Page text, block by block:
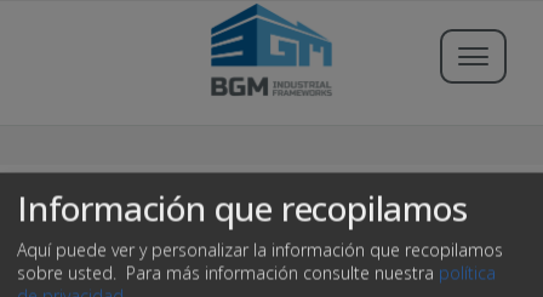
Publicar Inmueble
Información que recopilamos
Aquí puede ver y personalizar la información que recopilamos
sobre usted. Para más información consulte nuestra política